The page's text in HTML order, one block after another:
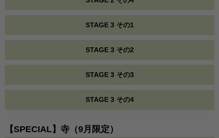
STAGE 3 その1
STAGE 3 その2
STAGE 3 その3
STAGE 3 その4
【SPECIAL】寺（9月限定）